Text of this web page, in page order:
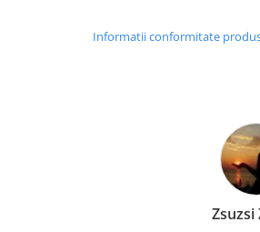
Informatii conformitate
Zsuzsi